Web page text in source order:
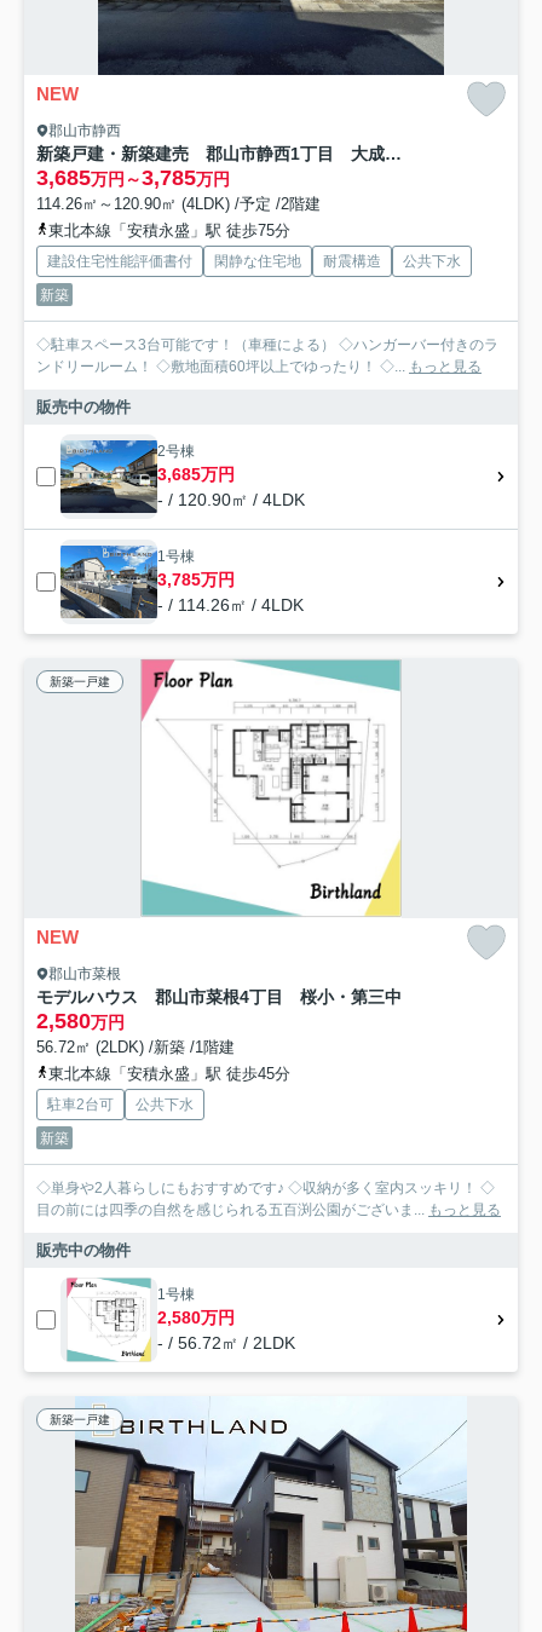
NEW
郡山市静西
新築戸建・新築建売 郡山市静西1丁目 大成小・第七中
3,685万円～3,785万円
114.26㎡～120.90㎡ (4LDK) /予定 /2階建
東北本線「安積永盛」駅 徒歩75分
建設住宅性能評価書付 閑静な住宅地 耐震構造
公共下水
新築
◇駐車スペース3台可能です！（車種による） ◇ハンガーバー付きのラ
ンドリールーム！ ◇敷地面積60坪以上でゆったり！ ◇... もっと見る
販売中の物件
2号棟
3,685万円
- / 120.90㎡ / 4LDK
1号棟
3,785万円
- / 114.26㎡ / 4LDK
新築一戸建
NEW
郡山市菜根
モデルハウス 郡山市菜根4丁目 桜小・第三中
2,580万円
56.72㎡ (2LDK) /新築 /1階建
東北本線「安積永盛」駅 徒歩45分
駐車2台可
公共下水
新築
◇単身や2人暮らしにもおすすめです♪ ◇収納が多く室内スッキリ！ ◇
目の前には四季の自然を感じられる五百渕公園がございま... もっと見る
販売中の物件
1号棟
2,580万円
- / 56.72㎡ / 2LDK
新築一戸建